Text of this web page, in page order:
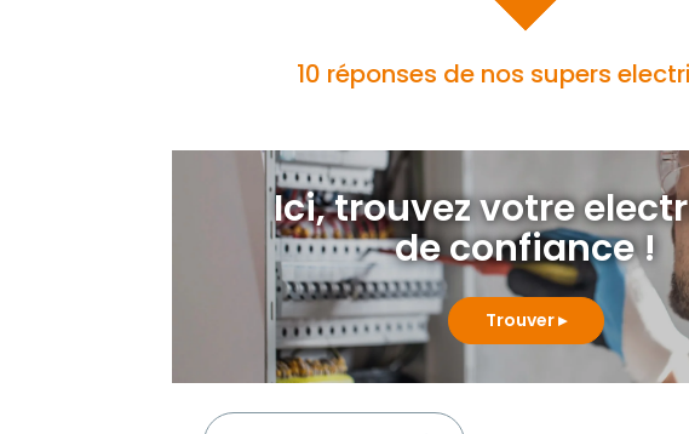
10 réponses de nos supers
Ici, trouvez votre
de confiance !
Trouver